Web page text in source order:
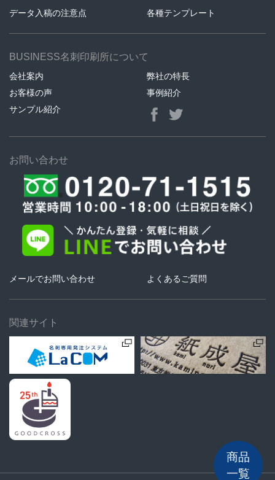
データ入稿の注意点 各種テンプレート
BUSINESS名刺印刷所について
会社案内
弊社の特長
お客様の声
事例紹介
サンプル紹介
お問い合わせ
メールでお問い合わせ よくあるご質問
関連サイト
商品
一覧